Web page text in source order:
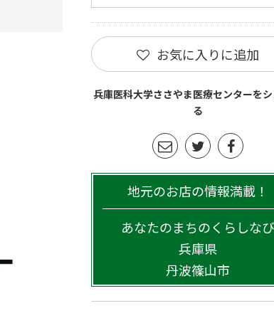
お気に入りに追加
兵庫医科大学ささやま医療センターを
る
地元のお店の情報満載！
あなたのまちのくらしなび
兵庫県
丹波篠山市